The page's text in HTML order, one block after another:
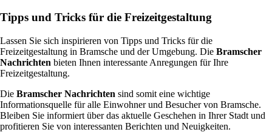
Tipps und Tricks für die Freizeitgestaltung
Lassen Sie sich inspirieren von Tipps und Tricks für die
Freizeitgestaltung in Bramsche und der Umgebung. Die Bramscher
Nachrichten bieten Ihnen interessante Anregungen für Ihre
Freizeitgestaltung.
Die Bramscher Nachrichten sind somit eine wichtige
Informationsquelle für alle Einwohner und Besucher von Bramsche.
Bleiben Sie informiert über das aktuelle Geschehen in Ihrer Stadt und
profitieren Sie von interessanten Berichten und Neuigkeiten.